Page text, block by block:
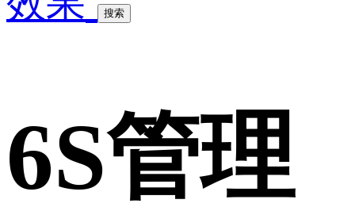
搜索
6S管理